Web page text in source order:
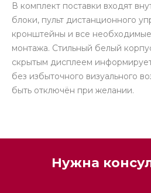
В комплект поставки входят
блоки, пульт дистанционного
кронштейны и все
монтажа. Стильный белый
скрытым дисплеем
без избыточного визуального
быть отключён при желании.
Нужна